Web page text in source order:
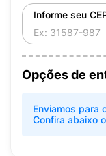
Informe seu
Opções de
Enviamos para
Confira abaixo